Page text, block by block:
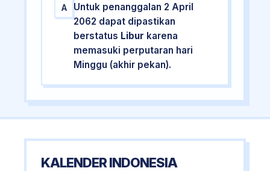
A
Untuk penanggalan 2 April
2062 dapat dipastikan
berstatus Libur karena
memasuki perputaran hari
Minggu (akhir pekan).
KALENDER INDONESIA